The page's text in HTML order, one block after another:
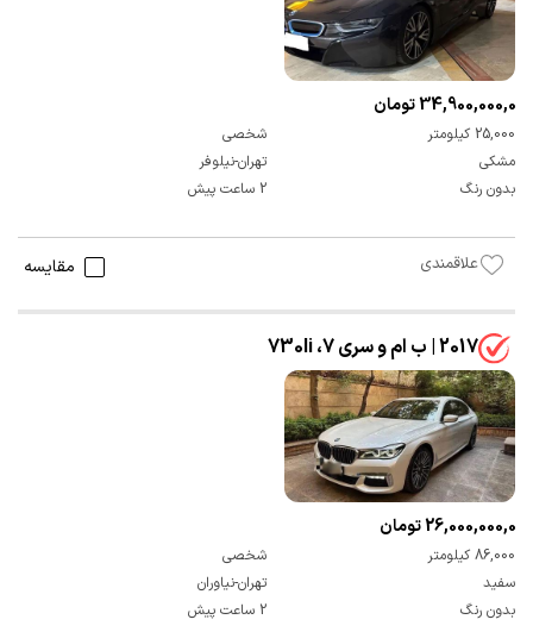
34,900,000,000 تومان
25,000 کیلومتر
شخصی
مشکی
تهران-نیلوفر
بدون رنگ
2 ساعت پیش
علاقمندی مقایسه
2017 | ب ام و سری 7، 730li
26,000,000,000 تومان
86,000 کیلومتر
شخصی
سفید
تهران-نیاوران
بدون رنگ
2 ساعت پیش